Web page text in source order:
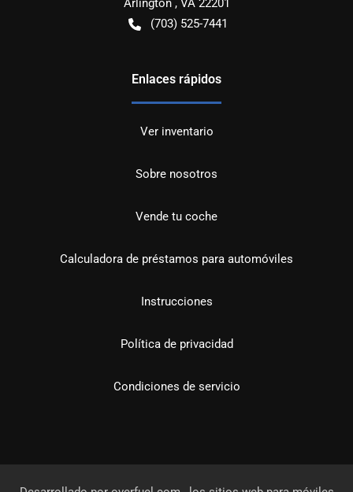
Arlington, VA 22201
(703) 525-7441
Enlaces rápidos
Ver inventario
Sobre nosotros
Vende tu coche
Calculadora de préstamos para automóviles
Instrucciones
Política de privacidad
Condiciones de servicio